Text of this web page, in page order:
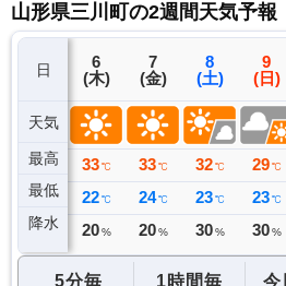
山形県三川町の2週間天気予報
日
天気
最高
最低
降水
5
(水)
31 ℃
20 ℃
0 ミリ
6
(木)
33 ℃
22 ℃
20 %
7
(金)
33 ℃
24 ℃
20 %
8
(土)
32 ℃
23 ℃
30 %
9
(日)
29 ℃
23 ℃
30 %
5分毎 1時間毎 今